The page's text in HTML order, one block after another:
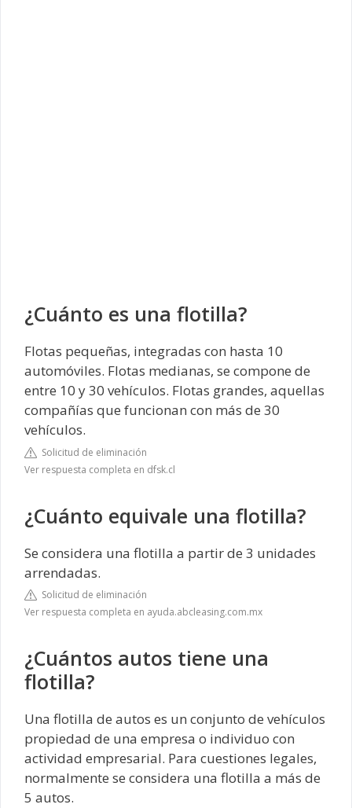
¿Cuánto es una flotilla?
Flotas pequeñas, integradas con hasta 10
automóviles. Flotas medianas, se compone de
entre 10 y 30 vehículos. Flotas grandes, aquellas
compañías que funcionan con más de 30
vehículos.
Solicitud de eliminación
Ver respuesta completa en dfsk.cl
¿Cuánto equivale una flotilla?
Se considera una flotilla a partir de 3 unidades
arrendadas.
Solicitud de eliminación
Ver respuesta completa en ayuda.abcleasing.com.mx
¿Cuántos autos tiene una
flotilla?
Una flotilla de autos es un conjunto de vehículos
propiedad de una empresa o individuo con
actividad empresarial. Para cuestiones legales,
normalmente se considera una flotilla a más de
5 autos.